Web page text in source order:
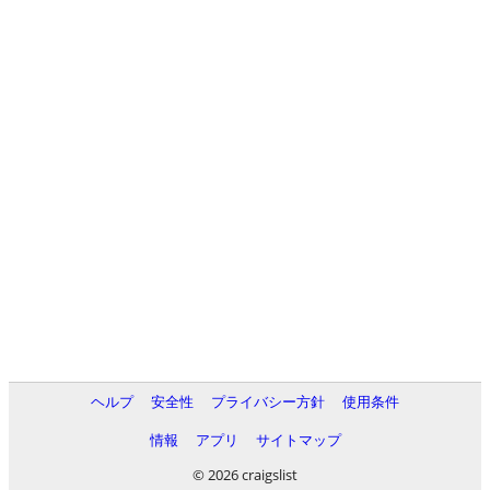
ヘルプ 安全性 プライバシー方針
使用条件
情報
アプリ
サイトマップ
© 2026 craigslist